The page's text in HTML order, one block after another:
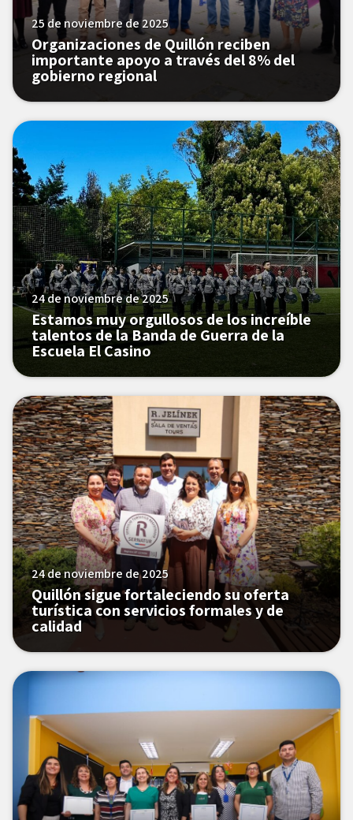
25 de noviembre de 2025
Organizaciones de Quillón reciben
importante apoyo a través del 8% del
gobierno regional
24 de noviembre de 2025
Estamos muy orgullosos de los increíble
talentos de la Banda de Guerra de la
Escuela El Casino
24 de noviembre de 2025
Quillón sigue fortaleciendo su oferta
turística con servicios formales y de
calidad